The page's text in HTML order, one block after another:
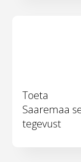
Toeta
Saaremaa
tegevust